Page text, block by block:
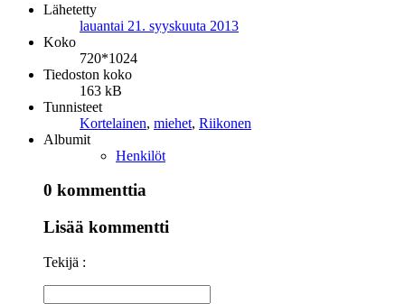
Lähetetty
lauantai 21. syyskuuta 2013
Koko
720*1024
Tiedoston koko
163 kB
Tunnisteet
Kortelainen, miehet, Riikonen
Albumit
Henkilöt
0 kommenttia
Lisää kommentti
Tekijä :